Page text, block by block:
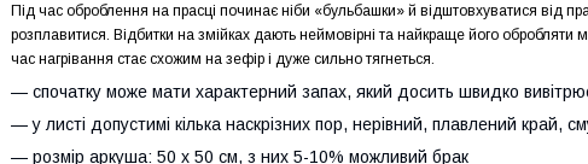
Під час оброблення на прасці починає ніби «бульбашки» й відштовхуватися від
розплавитися. Відбитки на змійках дають неймовірні та найкраще його
час нагрівання стає схожим на зефір і дуже сильно тягнеться.
— спочатку може мати характерний запах, який досить швидко
— у листі допустимі кілька наскрізних пор, нерівний, плавлений край,
— розмір аркуша: 50 х 50 см, з них 5-10% можливий брак